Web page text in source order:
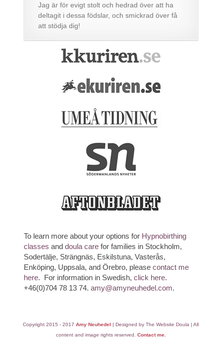
Jag är för evigt stolt och hedrad över att ha
deltagit i dessa födslar, och smickrad över få
att stödja dig!
To learn more about your options for Hypnobirthing
classes anddoula carefor families in Stockholm,
Sodertälje, Strängnäs, Eskilstuna, Vasterås,
Enköping, Uppsala, and Örebro, please contact me
here. For information in Swedish, click here.
+46(0)704 78 13 74. amy@amyneuhedel.com.
Copyright 2015 - 2017Amy Neuhedel | Designed by The Website Doula | All
content and image rights reserved. Contact me.